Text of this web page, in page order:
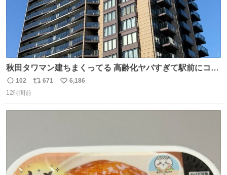
秋田タワマン建ちまくってる 高齢化ヤバすぎて駅前にコン
パクトシティつくって高齢者を住ませる考えらしい 病院も
全部駅前にある
返
信
102
リ
671
い
6,186
12時間前